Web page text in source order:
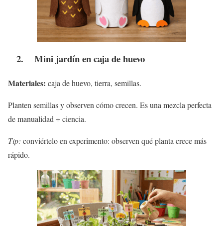
2. Mini jardín en caja de huevo
Materiales: caja de huevo, tierra, semillas.
Planten semillas y observen cómo crecen. Es una mezcla perfecta
de manualidad + ciencia.
Tip: conviértelo en experimento: observen qué planta crece más
rápido.